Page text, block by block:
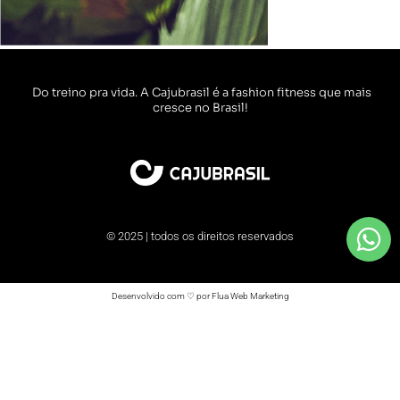
Do treino pra vida. A Cajubrasil é a fashion fitness que mais
cresce no Brasil!
© 2025 | todos os direitos reservados
Desenvolvido com ♡ por Flua Web Marketing